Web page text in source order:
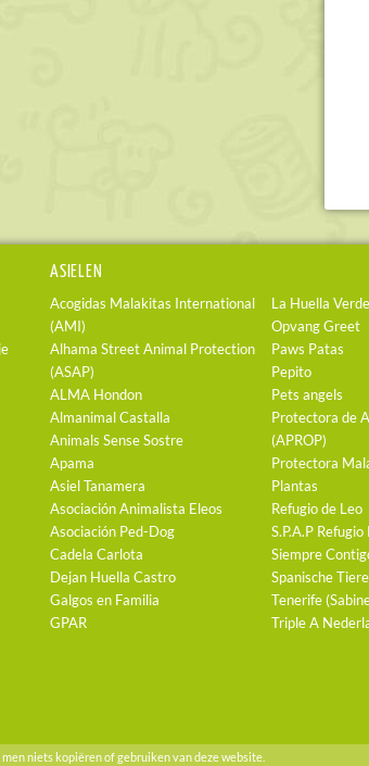
ASIELEN
Acogidas Malakitas International
(AMI)
Alhama Street Animal Protection
(ASAP)
ALMA Hondon
Almanimal Castalla
Animals Sense Sostre
Apama
Asiel Tanamera
Asociación Animalista Eleos
Asociación Ped-Dog
Cadela Carlota
Dejan Huella Castro
Galgos en Familia
GPAR
La Huella
Opvang Greet
Paws Patas
Pepito
Pets angels
Protectora de
(APROP)
Protectora
Plantas
Refugio de Leo
S.P.A.P
Siempre
Spanische
Tenerife
Triple A
niets kopiëren of gebruiken van deze website.